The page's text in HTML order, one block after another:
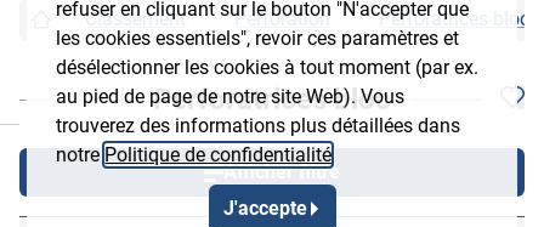
refuser en cliquant sur le bouton "N'accepter que
les cookies essentiels", revoir ces paramètres et
désélectionner les cookies à tout moment (par ex.
au pied de page de notre site Web). Vous
trouverez des informations plus détaillées dans
notre Politique de confidentialité
J'accepte
Classement Perforation Perforatrices bloc
Perforatrices bloc
Afficher filtre